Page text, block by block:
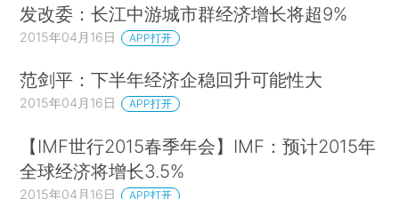
发改委：长江中游城市群经济增长将超9%
2015年04月16日 APP打开
范剑平：下半年经济企稳回升可能性大
2015年04月16日 APP打开
【IMF世行2015春季年会】IMF：预计2015年
全球经济将增长3.5%
2015年04月16日 APP打开